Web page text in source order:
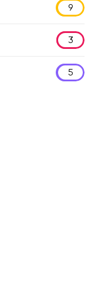
9
3
5